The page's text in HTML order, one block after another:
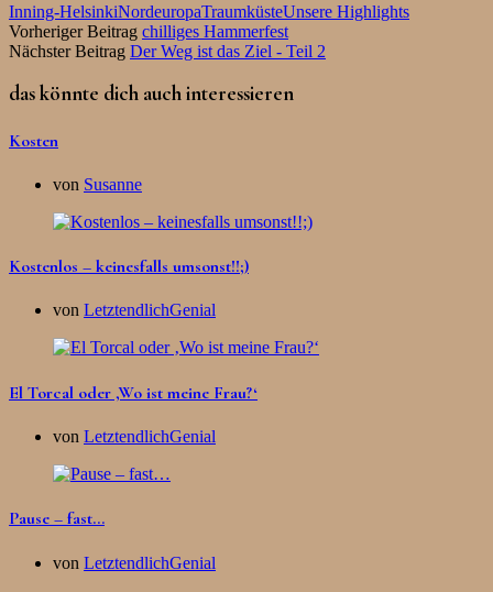
Inning-HelsinkiNordeuropaTraumküsteUnsere Highlights
Vorheriger Beitrag chilliges Hammerfest
Nächster Beitrag Der Weg ist das Ziel - Teil 2
das könnte dich auch interessieren
Kosten
von Susanne
Kostenlos – keinesfalls umsonst!!;)
von LetztendlichGenial
El Torcal oder ‚Wo ist meine Frau?‘
von LetztendlichGenial
Pause – fast…
von LetztendlichGenial